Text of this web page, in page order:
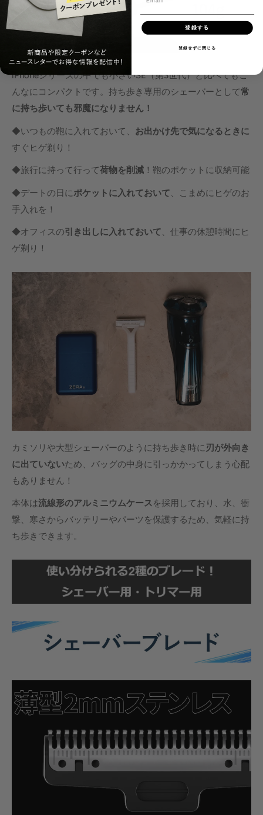
iPhoneシリーズの中でも小さいSE（第3世代）と比べてもこ
んなにコンパクトです。持ち歩き専用のシェーバーとして常
に持ち歩いても邪魔になりません！
◆いつもの鞄に入れておいて、 お出かけ先で気になるときに
すぐヒゲ剃り！
◆旅行に持って行って荷物を削減 ！鞄のポケットに収納可能
◆デートの日にポケットに入れておいて、こまめにヒゲのお
手入れを！
◆オフィスの引き出しに入れておいて、仕事の休憩時間にヒ
ゲ剃り！
カミソリや大型シェーバーのように持ち歩き時に 刃が外向き
に出ていないため、バッグの中身に引っかかってしまう心配
もありません！
本体は流線形のアルミニウムケースを採用しており、水、衝
撃、寒さからバッテリーやパーツを保護するため、気軽に持
ち歩きできます。
登録する
登録せずに閉じる